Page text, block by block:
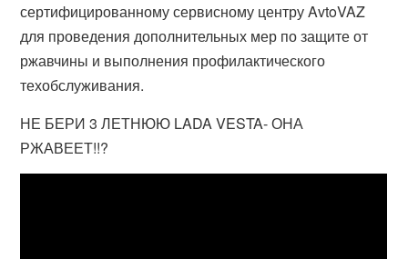
сертифицированному сервисному центру AvtoVAZ
для проведения дополнительных мер по защите от
ржавчины и выполнения профилактического
техобслуживания.
НЕ БЕРИ 3 ЛЕТНЮЮ LADA VESTA- ОНА
РЖАВЕЕТ!!?